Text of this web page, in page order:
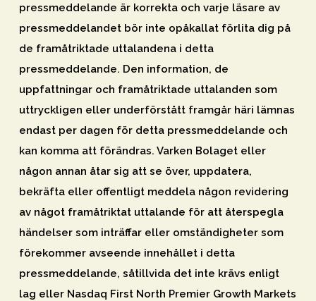
pressmeddelande är korrekta och varje läsare av
pressmeddelandet bör inte opåkallat förlita dig på
de framåtriktade uttalandena i detta
pressmeddelande. Den information, de
uppfattningar och framåtriktade uttalanden som
uttryckligen eller underförstått framgår häri lämnas
endast per dagen för detta pressmeddelande och
kan komma att förändras. Varken Bolaget eller
någon annan åtar sig att se över, uppdatera,
bekräfta eller offentligt meddela någon revidering
av något framåtriktat uttalande för att återspegla
händelser som inträffar eller omständigheter som
förekommer avseende innehållet i detta
pressmeddelande, såtillvida det inte krävs enligt
lag eller Nasdaq First North Premier Growth Markets